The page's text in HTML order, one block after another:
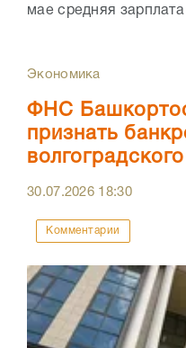
мае средняя
Экономика
ФНС
признать
30.07.2026 18:30
Комментарии